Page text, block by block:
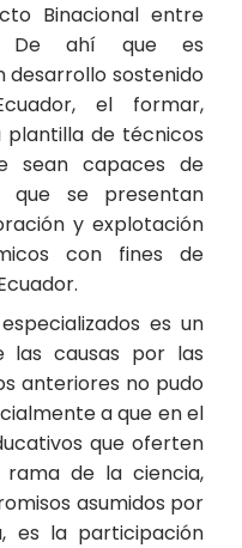
Binacional entre
De ahí que es
desarrollo sostenido
el formar,
de técnicos
sean capaces de
que se presentan
y explotación
con fines de
es un
causas por las
anteriores no pudo
a que en el
que oferten
rama de la ciencia,
asumidos por
es la participación